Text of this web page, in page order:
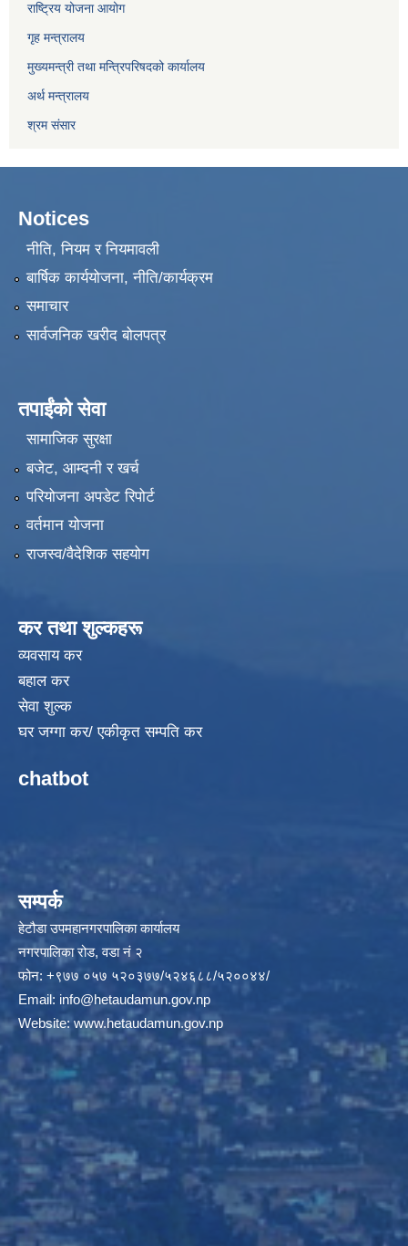
राष्ट्रिय योजना आयोग
गृह मन्त्रालय
मुख्यमन्त्री तथा मन्त्रिपरिषदको कार्यालय
अर्थ मन्त्रालय
श्रम संसार
Notices
नीति, नियम र नियमावली
बार्षिक कार्ययोजना, नीति/कार्यक्रम
समाचार
सार्वजनिक खरीद बोलपत्र
तपाईंको सेवा
सामाजिक सुरक्षा
बजेट, आम्दनी र खर्च
परियोजना अपडेट रिपोर्ट
वर्तमान योजना
राजस्व/वैदेशिक सहयोग
कर तथा शुल्कहरू
व्यवसाय कर
बहाल कर
सेवा शुल्क
घर जग्गा कर/ एकीकृत सम्पति कर
chatbot
सम्पर्क
हेटौडा उपमहानगरपालिका कार्यालय
नगरपालिका रोड, वडा नं २
फोन: +९७७ ०५७ ५२०३७७/५२४६८८/५२००४४/
Email: info@hetaudamun.gov.np
Website: www.hetaudamun.gov.np